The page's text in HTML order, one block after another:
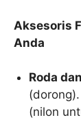
Aksesoris
Anda
Roda
(nilon